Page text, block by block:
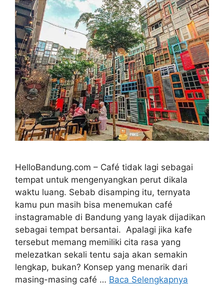
HelloBandung.com – Café tidak lagi sebagai
tempat untuk mengenyangkan perut dikala
waktu luang. Sebab disamping itu, ternyata
kamu pun masih bisa menemukan café
instagramable di Bandung yang layak dijadikan
sebagai tempat bersantai. Apalagi jika kafe
tersebut memang memiliki cita rasa yang
melezatkan sekali tentu saja akan semakin
lengkap, bukan? Konsep yang menarik dari
masing-masing café … Baca Selengkapnya